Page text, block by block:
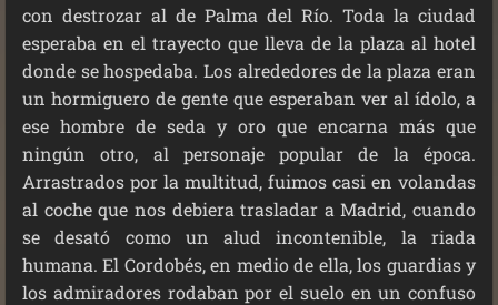
con destrozar al de Palma del Río. Toda la ciudad
esperaba en el trayecto que lleva de la plaza al hotel
donde se hospedaba. Los alrededores de la plaza eran
un hormiguero de gente que esperaban ver al ídolo, a
ese hombre de seda y oro que encarna más que
ningún otro, al personaje popular de la época.
Arrastrados por la multitud, fuimos casi en volandas
al coche que nos debiera trasladar a Madrid, cuando
se desató como un alud incontenible, la riada
humana. El Cordobés, en medio de ella, los guardias y
los admiradores rodaban por el suelo en un confuso